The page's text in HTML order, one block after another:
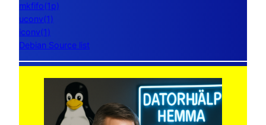
mkfifo(1p)
uconv(1)
iconv(1)
Debian Source list